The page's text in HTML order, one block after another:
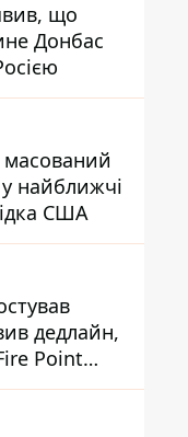
що
Донбас
у найближчі
США
дедлайн,
Point
проти